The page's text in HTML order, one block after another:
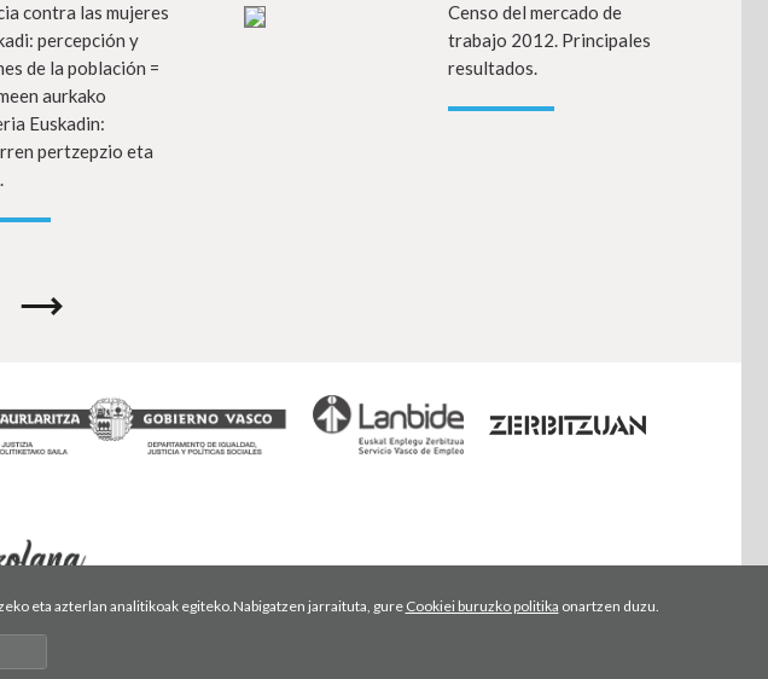
contra las mujeres
percepción y
de la población =
aurkako
Euskadin:
pertzepzio eta
Info gehiago
Censo del mercado de
trabajo 2012. Principales
resultados.
eta azterlan analitikoak egiteko.Nabigatzen jarraituta, gure Cookiei buruzko politika onartzen duzu.